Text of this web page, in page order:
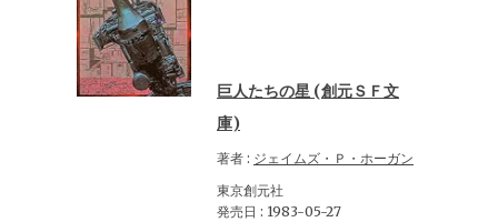
巨人たちの星 (創元ＳＦ文
庫)
著者 : ジェイムズ・Ｐ・ホーガン
東京創元社
発売日 : 1983-05-27